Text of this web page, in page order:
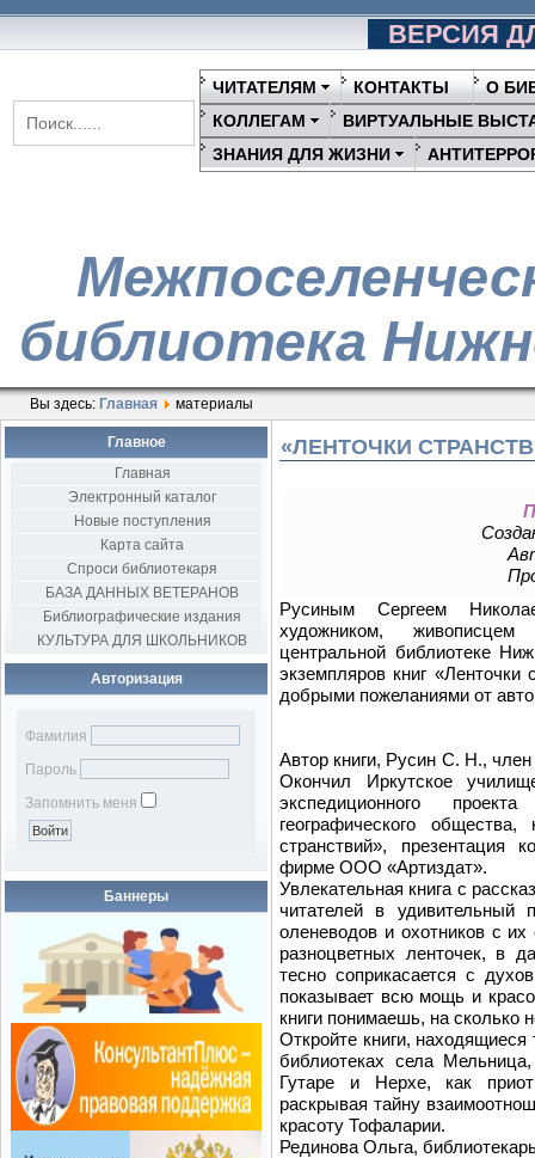
ВЕРСИЯ
ЧИТАТЕЛЯМ КОНТАКТЫ
О
КОЛЛЕГАМ
ВИРТУАЛЬНЫЕ
ЗНАНИЯ ДЛЯ ЖИЗНИ
библиотека
Вы здесь: Главная материалы
Главное
Главная
Электронный каталог
Новые поступления
Карта сайта
Спроси библиотекаря
БАЗА ДАННЫХ ВЕТЕРАНОВ
Библиографические издания
КУЛЬТУРА ДЛЯ ШКОЛЬНИКОВ
Авторизация
Фамилия
Пароль
Запомнить меня
Баннеры
«ЛЕНТОЧКИ
Русиным Сергеем
художником,
центральной библиотеке
экземпляров книг
добрыми пожеланиями от
Автор книги, Русин С. Н.,
Окончил Иркутское
экспедиционного
географического
странствий», презентация
фирме ООО «Артиздат».
Увлекательная книга с
читателей в
оленеводов и охотников с
разноцветных ленточек, в
тесно соприкасается с
показывает всю мощь и
книги понимаешь, на
Откройте книги,
библиотеках села
Гутаре и Нерхе, как
раскрывая тайну
красоту Тофаларии.
Рединова Ольга,